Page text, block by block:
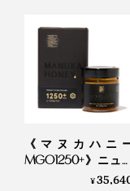
の差になっている
まず、「マヌカ
物質「MGO(メ
一の食品であるこ
喉や口内環境、
を使いたくない
《マヌカハニ
MGO1250+》ニュー
ジーランド政府
¥